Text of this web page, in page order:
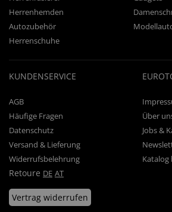
Herrenhemden
Autozubehör
Herrenschuhe
KUNDENSERVICE
AGB
Häufige Fragen
Datenschutz
Versand & Lieferung
Widerrufsbelehrung
Retoure DE AT
Vertrag widerrufen
Über
Jobs &
Katalog